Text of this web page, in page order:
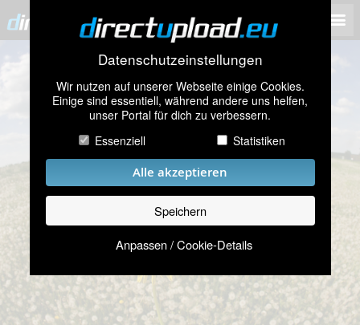
Datenschutzeinstellungen
Wir nutzen auf unserer Webseite einige Cookies.
Einige sind essentiell, während andere uns helfen,
unser Portal für dich zu verbessern.
Essenziell
Statistiken
Alle akzeptieren
Speichern
Anpassen / Cookie-Details